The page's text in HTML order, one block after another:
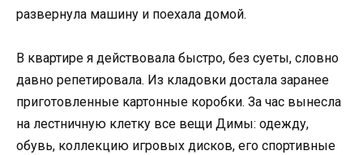
развернула машину и поехала домой.
В квартире я действовала быстро, без суеты, словно
давно репетировала. Из кладовки достала заранее
приготовленные картонные коробки. За час вынесла
на лестничную клетку все вещи Димы: одежду,
обувь, коллекцию игровых дисков, его спортивные